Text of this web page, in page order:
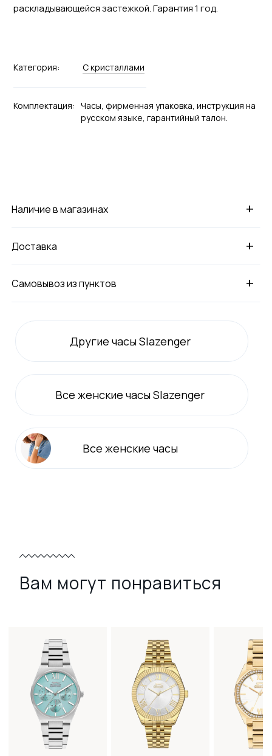
раскладывающейся застежкой. Гарантия 1 год.
Категория: С кристаллами
Комплектация: Часы, фирменная упаковка, инструкция на
русском языке, гарантийный талон.
+
Наличие в магазинах
+
Доставка
+
Самовывоз из пунктов
Другие часы Slazenger
Всеженские часы Slazenger
Все женские часы
Вам могут понравиться